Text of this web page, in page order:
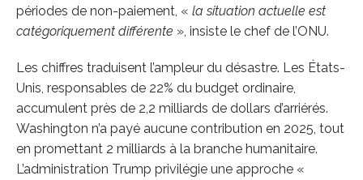
périodes de non-paiement, « la situation actuelle est
catégoriquement différente », insiste le chef de l’ONU.
Les chiffres traduisent l’ampleur du désastre. Les États-
Unis, responsables de 22% du budget ordinaire,
accumulent près de 2,2 milliards de dollars d’arriérés.
Washington n’a payé aucune contribution en 2025, tout
en promettant 2 milliards à la branche humanitaire.
L’administration Trump privilégie une approche «